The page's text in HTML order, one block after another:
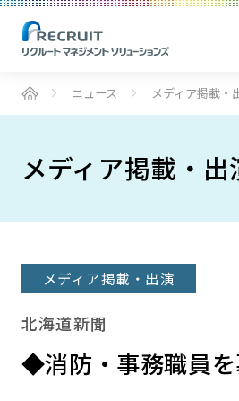
ニュース メディア掲載・
メディア掲載・出
メディア掲載・出演
北海道新聞
◆消防・事務職員